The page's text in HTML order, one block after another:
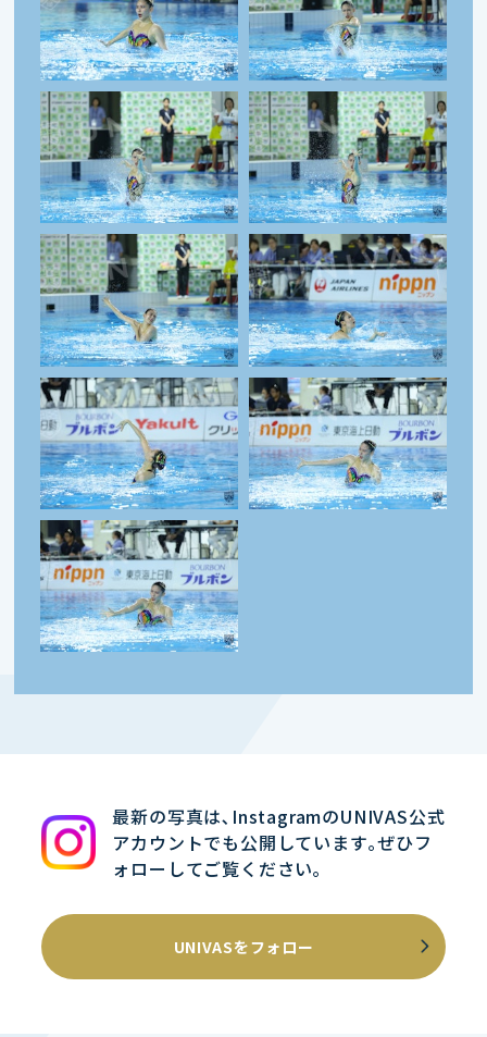
最新の写真は､InstagramのUNIVAS公式
アカウントでも公開しています｡ぜひフ
ォローしてご覧ください｡
UNIVASをフォロー